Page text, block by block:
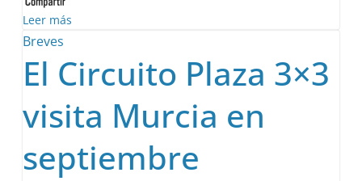
Leer más
Breves
El Circuito Plaza 3×3
visita Murcia en
septiembre